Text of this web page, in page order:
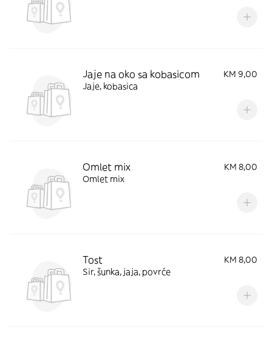
Jaje na oko sa kobasicom
KM 9,00
Jaje, kobasica
Omlet mix
KM 8,00
Omlet mix
Tost
KM 8,00
Sir, šunka, jaja, povrće